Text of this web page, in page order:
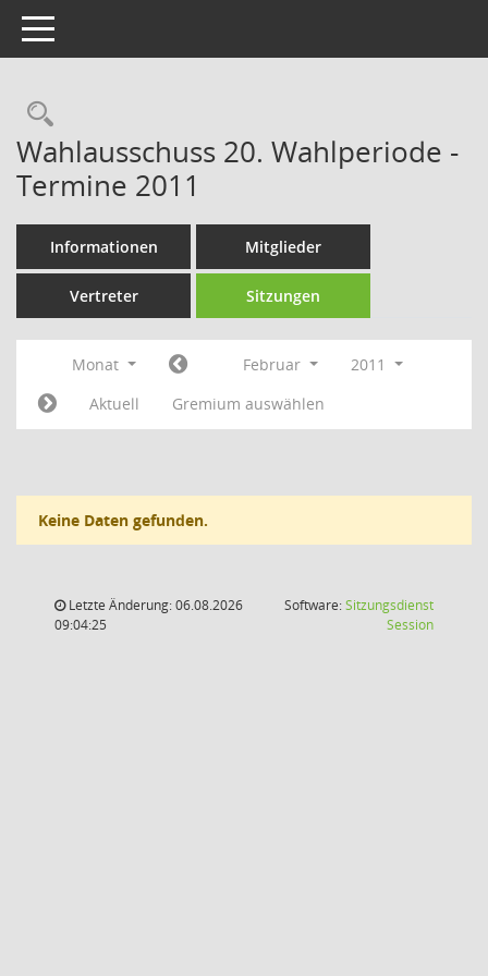
Toggle navigation
Rechercheauswahl
Wahlausschuss 20. Wahlperiode -
Termine 2011
Informationen Mitglieder
Vertreter Sitzungen
Monat Februar
2011
Aktuell
Gremium auswählen
Keine Daten gefunden.
Letzte Änderung: 06.08.2026
09:04:25
Software:Sitzungsdienst
Session(Wird in